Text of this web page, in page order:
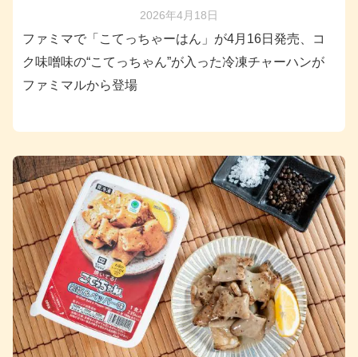
2026年4月18日
ファミマで「こてっちゃーはん」が4月16日発売、コ
ク味噌味の“こてっちゃん”が入った冷凍チャーハンが
ファミマルから登場